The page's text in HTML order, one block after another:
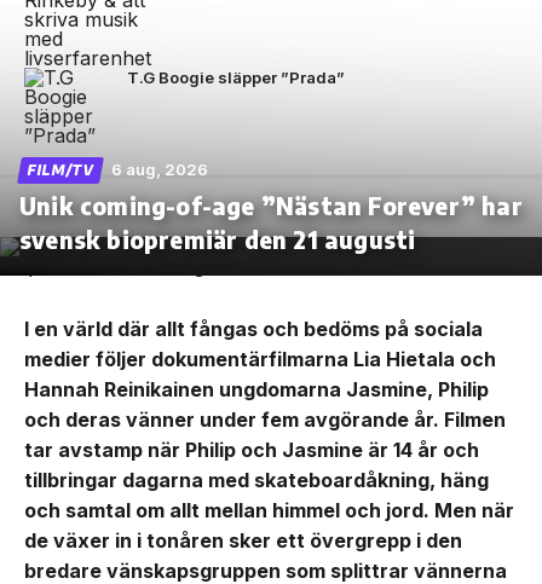
T.G Boogie släpper ”Prada”
FILM/TV 6 aug, 2026
Unik coming-of-age ”Nästan Forever” har
svensk biopremiär den 21 augusti
I en värld där allt fångas och bedöms på sociala
medier följer dokumentärfilmarna Lia Hietala och
Hannah Reinikainen ungdomarna Jasmine, Philip
och deras vänner under fem avgörande år. Filmen
tar avstamp när Philip och Jasmine är 14 år och
tillbringar dagarna med skateboardåkning, häng
och samtal om allt mellan himmel och jord. Men när
de växer in i tonåren sker ett övergrepp i den
bredare vänskapsgruppen som splittrar vännerna